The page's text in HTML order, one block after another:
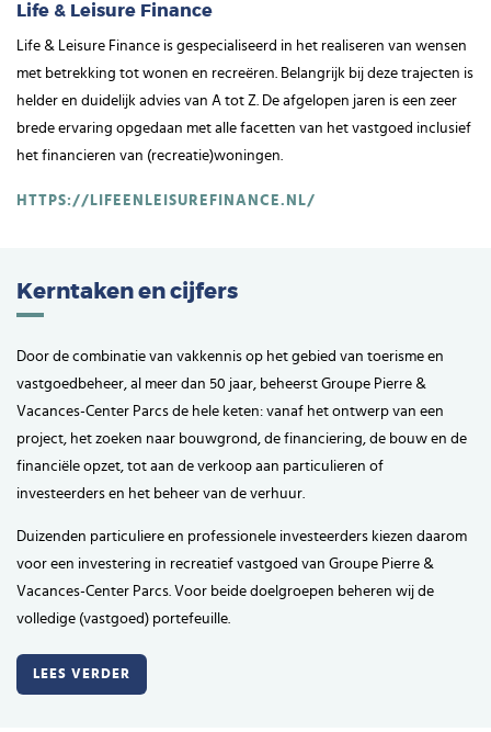
Life & Leisure Finance
Life & Leisure Finance is gespecialiseerd in het realiseren van wensen
met betrekking tot wonen en recreëren. Belangrijk bij deze trajecten is
helder en duidelijk advies van A tot Z. De afgelopen jaren is een zeer
brede ervaring opgedaan met alle facetten van het vastgoed inclusief
het financieren van (recreatie)woningen.
HTTPS://LIFEENLEISUREFINANCE.NL/
Kerntaken en cijfers
Door de combinatie van vakkennis op het gebied van toerisme en
vastgoedbeheer, al meer dan 50 jaar, beheerst Groupe Pierre &
Vacances-Center Parcs de hele keten: vanaf het ontwerp van een
project, het zoeken naar bouwgrond, de financiering, de bouw en de
financiële opzet, tot aan de verkoop aan particulieren of
investeerders en het beheer van de verhuur.
Duizenden particuliere en professionele investeerders kiezen daarom
voor een investering in recreatief vastgoed van Groupe Pierre &
Vacances-Center Parcs. Voor beide doelgroepen beheren wij de
volledige (vastgoed) portefeuille.
LEES VERDER